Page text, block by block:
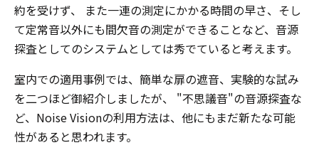
約を受けず、 また一連の測定にかかる時間の早さ、そし
て定常音以外にも間欠音の測定ができることなど、音源
探査としてのシステムとしては秀でていると考えます。
室内での適用事例では、簡単な扉の遮音、実験的な試み
を二つほど御紹介しましたが、 "不思議音"の音源探査な
ど、Noise Visionの利用方法は、他にもまだ新たな可能
性があると思われます。